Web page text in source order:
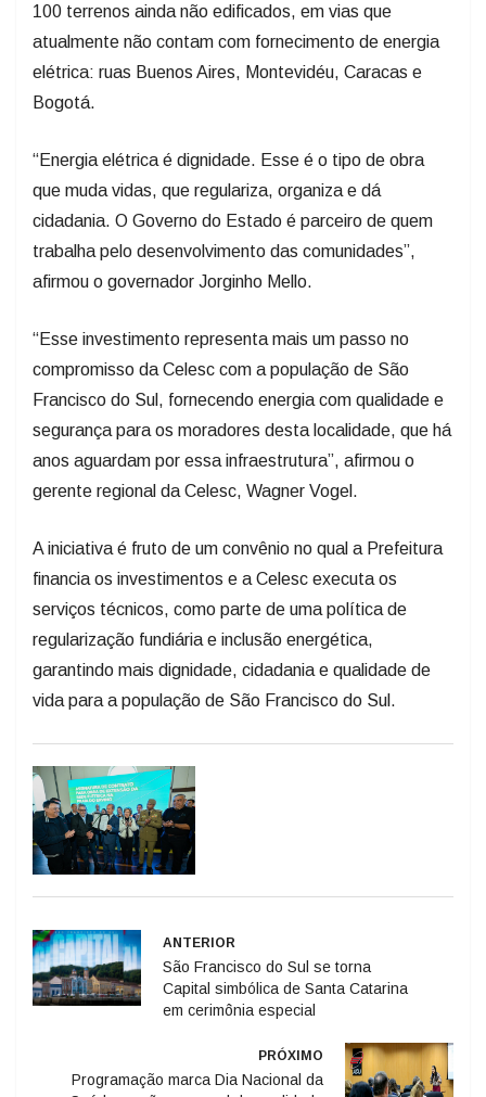
100 terrenos ainda não edificados, em vias que
atualmente não contam com fornecimento de energia
elétrica: ruas Buenos Aires, Montevidéu, Caracas e
Bogotá.
“Energia elétrica é dignidade. Esse é o tipo de obra
que muda vidas, que regulariza, organiza e dá
cidadania. O Governo do Estado é parceiro de quem
trabalha pelo desenvolvimento das comunidades”,
afirmou o governador Jorginho Mello.
“Esse investimento representa mais um passo no
compromisso da Celesc com a população de São
Francisco do Sul, fornecendo energia com qualidade e
segurança para os moradores desta localidade, que há
anos aguardam por essa infraestrutura”, afirmou o
gerente regional da Celesc, Wagner Vogel.
A iniciativa é fruto de um convênio no qual a Prefeitura
financia os investimentos e a Celesc executa os
serviços técnicos, como parte de uma política de
regularização fundiária e inclusão energética,
garantindo mais dignidade, cidadania e qualidade de
vida para a população de São Francisco do Sul.
ANTERIOR
São Francisco do Sul se torna
Capital simbólica de Santa Catarina
em cerimônia especial
PRÓXIMO
Programação marca Dia Nacional da